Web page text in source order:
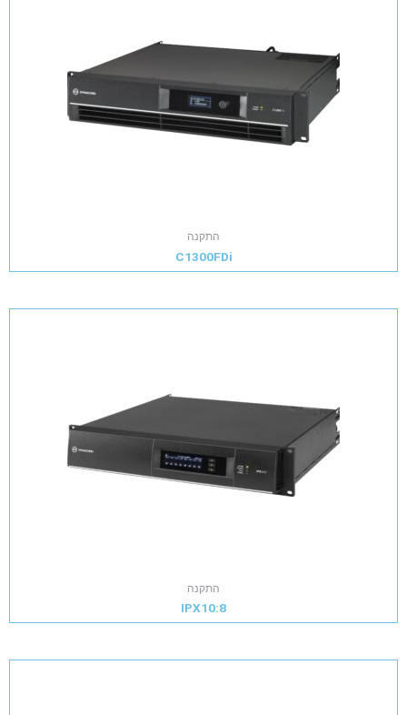
התקנה
C1300FDi
התקנה
IPX10:8